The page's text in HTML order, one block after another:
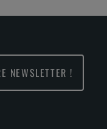
NEWSLETTER !